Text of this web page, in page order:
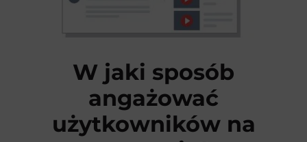
W jaki sposób
angażować
użytkowników na